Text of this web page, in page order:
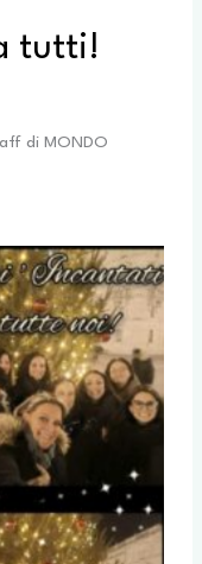
tutti!
di MONDO